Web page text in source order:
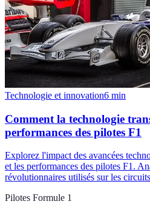
Technologie et innovation6 min
Comment la technologie
performances des pilotes F1
Explorez l'impact des avancées
et les performances des pilotes F1.
révolutionnaires utilisés sur les
Pilotes Formule 1